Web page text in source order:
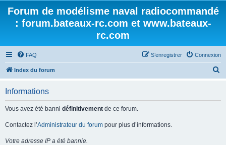
Forum de modélisme naval radiocommandé
: forum.bateaux-rc.com et www.bateaux-
rc.com
FAQ Connexion
S’enregistrer
Index du forum
Informations
Vous avez été banni définitivement de ce forum.
Contactez l’Administrateur du forum pour plus d’informations.
Votre adresse IP a été bannie.